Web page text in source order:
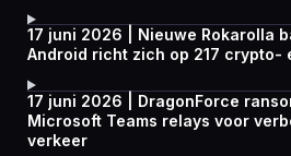
17 juni 2026 | Nieuwe Rokarolla
Android richt zich op 217 crypto-
17 juni 2026 | DragonForce
Microsoft Teams relays voor
verkeer